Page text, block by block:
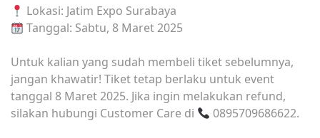
Lokasi: Jatim Expo Surabaya
Tanggal: Sabtu, 8 Maret 2025
Untuk kalian yang sudah membeli tiket sebelumnya,
jangan khawatir! Tiket tetap berlaku untuk event
tanggal 8 Maret 2025. Jika ingin melakukan refund,
silakan hubungi Customer Care di
0895709686622.